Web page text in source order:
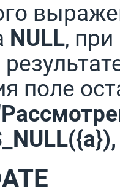
NULL,
поле